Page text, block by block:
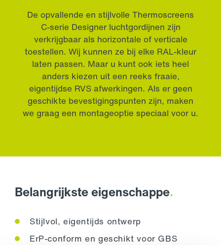
De opvallende en stijlvolle Thermoscreens
C-serie Designer luchtgordijnen zijn
verkrijgbaar als horizontale of verticale
toestellen. Wij kunnen ze bij elke RAL-kleur
laten passen. Maar u kunt ook iets heel
anders kiezen uit een reeks fraaie,
eigentijdse RVS afwerkingen. Als er geen
geschikte bevestigingspunten zijn, maken
we graag een montageoptie speciaal voor u.
Belangrijkste eigenschappe.
Stijlvol, eigentijds ontwerp
ErP-conform en geschikt voor GBS